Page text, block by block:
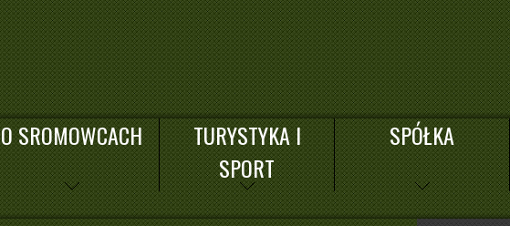
O SROMOWCACH
TURYSTYKA I
SPORT
SPÓŁKA